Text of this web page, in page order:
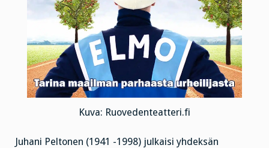
Kuva: Ruovedenteatteri.fi
Juhani Peltonen (1941 -1998) julkaisi yhdeksän